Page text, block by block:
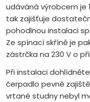
udáváná výrobcem je
tak zajišťuje
pohodlnou instalaci
Ze spínací skříně je
zástrčka na 230 V o
Při instalaci
čerpadlo pevně
vrtané studny nebyl